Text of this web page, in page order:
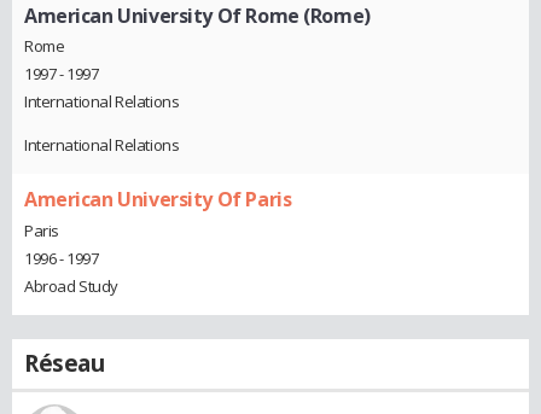
American University Of Rome (Rome)
Rome
1997 - 1997
International Relations
International Relations
American University Of Paris
Paris
1996 - 1997
Abroad Study
Réseau